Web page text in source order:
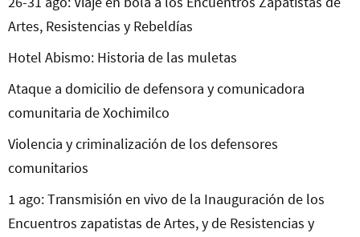
Artes, Resistencias y Rebeldías
Hotel Abismo: Historia de las muletas
Ataque a domicilio de defensora y comunicadora
comunitaria de Xochimilco
Violencia y criminalización de los defensores
comunitarios
1 ago: Transmisión en vivo de la Inauguración de los
Encuentros zapatistas de Artes, y de Resistencias y